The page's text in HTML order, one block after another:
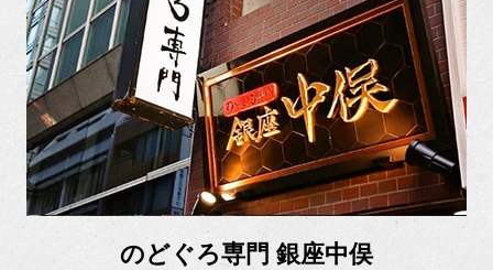
のどぐろ専門 銀座中俣